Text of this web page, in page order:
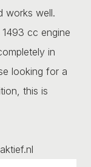
works well.
cc engine
in
looking for a
this is